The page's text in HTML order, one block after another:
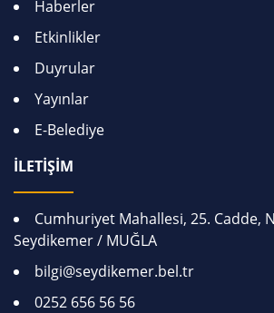
Haberler
Etkinlikler
Duyrular
Yayınlar
E-Belediye
İLETİŞİM
Cumhuriyet Mahallesi, 25. Cadde,
Seydikemer / MUĞLA
bilgi@seydikemer.bel.tr
0252 656 56 56